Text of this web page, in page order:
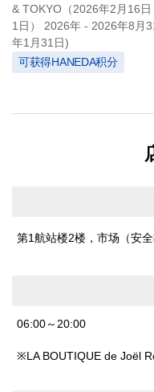
& TOKYO（2026年2月16
1日） 2026年 - 2026年8月
年1月31日)
可获得HANEDA积分
第1航站楼2楼，市场（安全
06:00～20:00
※LA BOUTIQUE de Joël